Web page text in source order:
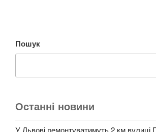
Пошук
Останні новини
У Львові ремонтуватимуть 2 км вулиці